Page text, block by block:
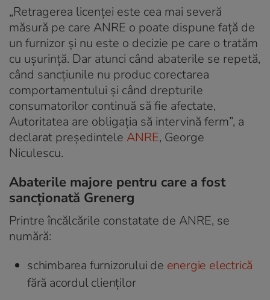
„Retragerea licenţei este cea mai severă
măsură pe care ANRE o poate dispune faţă de
un furnizor şi nu este o decizie pe care o tratăm
cu uşurinţă. Dar atunci când abaterile se repetă,
când sancţiunile nu produc corectarea
comportamentului şi când drepturile
consumatorilor continuă să fie afectate,
Autoritatea are obligaţia să intervină ferm”, a
declarat preşedintele ANRE, George
Niculescu.
Abaterile majore pentru care a fost
sancționată Grenerg
Printre încălcările constatate de ANRE, se
numără:
schimbarea furnizorului de energie electrică
fără acordul clienţilor